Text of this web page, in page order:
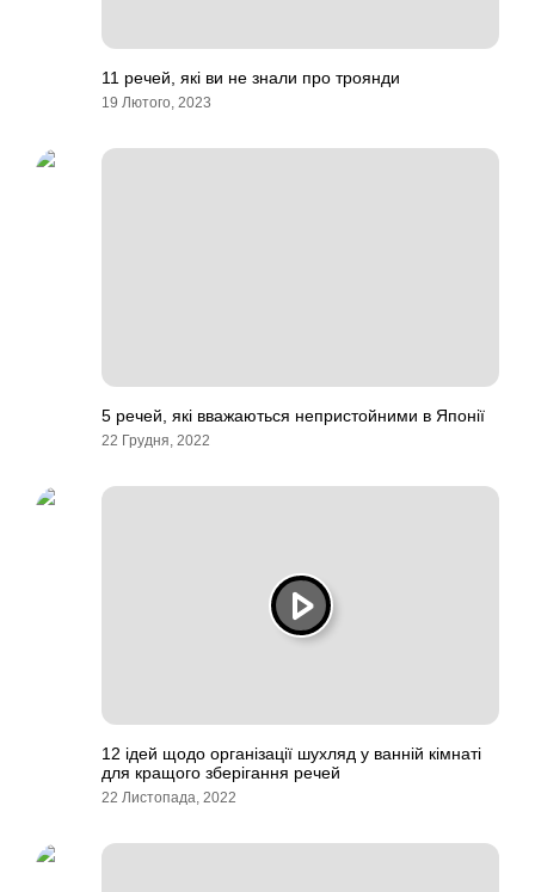
11 речей, які ви не знали про троянди
19 Лютого, 2023
5 речей, які вважаються непристойними в Японії
22 Грудня, 2022
12 ідей щодо організації шухляд у ванній кімнаті
для кращого зберігання речей
22 Листопада, 2022